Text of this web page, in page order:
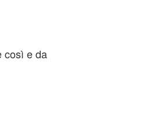
così e da